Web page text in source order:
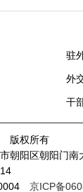
驻
外
干
版权所有
朝阳区朝阳门
京ICP备